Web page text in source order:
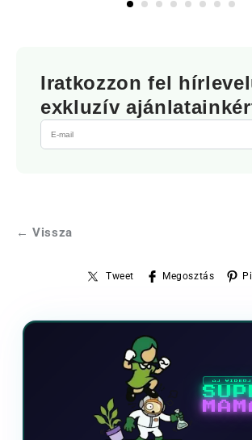
Iratkozzon fel
exkluzív
← Vissza
Tweet Megosztás
ÚJ